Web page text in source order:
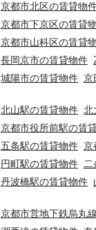
京都市北区の賃貸物
京都市下京区の賃貸
京都市山科区の賃貸
長岡京市の賃貸物件
城陽市の賃貸物件 京
北山駅の賃貸物件 北
京都市役所前駅の賃
五条駅の賃貸物件 京
円町駅の賃貸物件
丹波橋駅の賃貸物件
京都市営地下鉄烏丸